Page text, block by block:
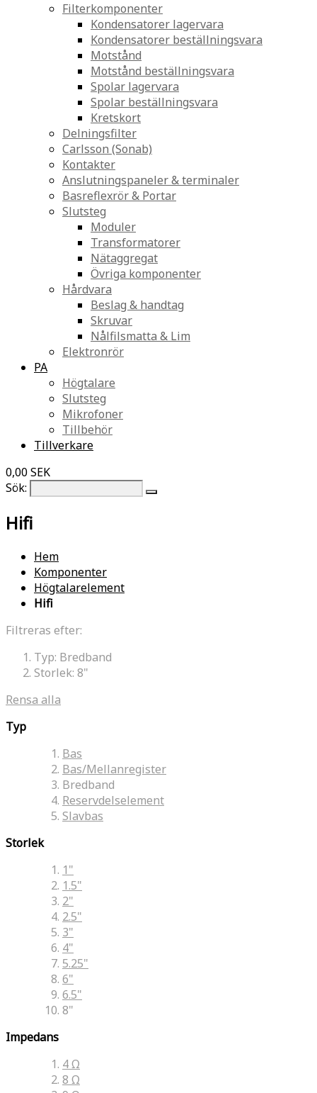
Filterkomponenter
Kondensatorer lagervara
Kondensatorer beställningsvara
Motstånd
Motstånd beställningsvara
Spolar lagervara
Spolar beställningsvara
Kretskort
Delningsfilter
Carlsson (Sonab)
Kontakter
Anslutningspaneler & terminaler
Basreflexrör & Portar
Slutsteg
Moduler
Transformatorer
Nätaggregat
Övriga komponenter
Hårdvara
Beslag & handtag
Skruvar
Nålfilsmatta & Lim
Elektronrör
PA
Högtalare
Slutsteg
Mikrofoner
Tillbehör
Tillverkare
0,00 SEK
Sök:
Hifi
Hem
Komponenter
Högtalarelement
Hifi
Filtreras efter:
Typ: Bredband
Storlek: 8"
Rensa alla
Typ
Bas
Bas/Mellanregister
Bredband
Reservdelselement
Slavbas
Storlek
1"
1.5"
2"
2.5"
3"
4"
5.25"
6"
6.5"
8"
Impedans
4 Ω
8 Ω